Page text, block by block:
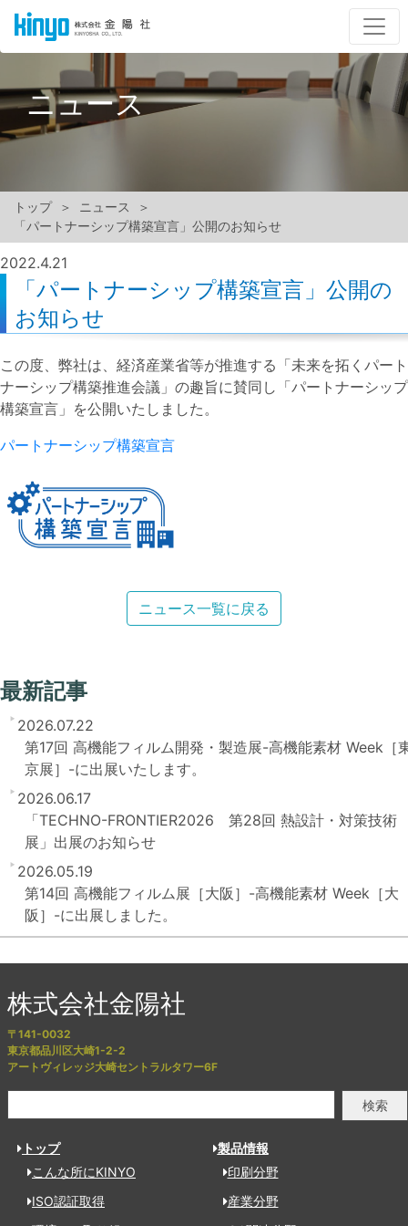
ニュース
トップ
ニュース
「パートナーシップ構築宣言」公開のお知らせ
2022.4.21
「パートナーシップ構築宣言」公開の
お知らせ
この度、弊社は、経済産業省等が推進する「未来を拓くパート
ナーシップ構築推進会議」の趣旨に賛同し「パートナーシップ
構築宣言」を公開いたしました。
パートナーシップ構築宣言
ニュース一覧に戻る
最新記事
2026.07.22
第17回 高機能フィルム開発・製造展-高機能素材 Week［
京展］-に出展いたします。
2026.06.17
「TECHNO-FRONTIER2026 第28回 熱設計・対策技術
展」出展のお知らせ
2026.05.19
第14回 高機能フィルム展［大阪］-高機能素材 Week［大
阪］-に出展しました。
株式会社金陽社
〒141-0032
東京都品川区大崎1-2-2
アートヴィレッジ大崎セントラルタワー6F
検索
トップ
こんな所にKINYO
ISO認証取得
製品情報
印刷分野
産業分野